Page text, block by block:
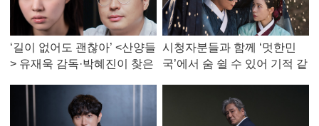
‘길이 없어도 괜찮아’ <산양들
> 유재욱 감독·박혜진이 찾은
시청자분들과 함께 ‘멋한민
국’에서 숨 쉴 수 있어 기적 같